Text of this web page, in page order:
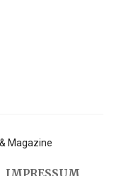
Magazine